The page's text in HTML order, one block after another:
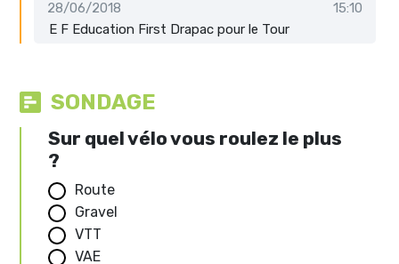
28/06/2018
15:10
E F Education First Drapac pour le Tour
SONDAGE
Sur quel vélo vous roulez le plus
?
Route
Gravel
VTT
VAE